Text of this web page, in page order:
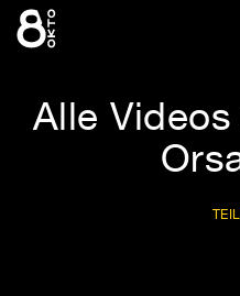
Zum
Inhalt
Alle